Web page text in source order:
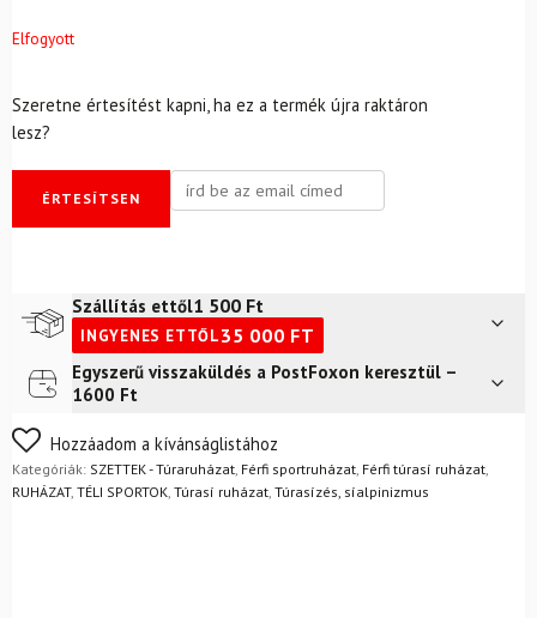
Elfogyott
Szeretne értesítést kapni, ha ez a termék újra raktáron
lesz?
ÉRTESÍTSEN
Szállítás ettől1 500 Ft
INGYENES ETTŐL35 000 FT
Futár a címre2 400
FoxPost
Egyszerű visszaküldés a PostFoxon keresztül –
1600 Ft
Nem biztos a választásában? Semmi gond – a terméket
egyszerűen visszaküldheti 14 napon belül, indoklás nélkül.
Mik a visszaküldés feltételei?
Hozzáadom a kívánságlistához
Kategóriák: SZETTEK - Túraruházat, Férfi sportruházat, Férfi túrasí ruházat,
RUHÁZAT, TÉLI SPORTOK, Túrasí ruházat, Túrasízés, síalpinizmus